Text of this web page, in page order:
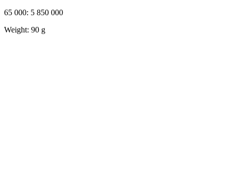
65 000: 5 850 000
Weight: 90 g